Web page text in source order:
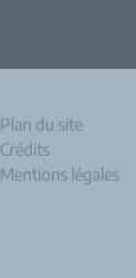
Plan du site
Crédits
Mentions légales